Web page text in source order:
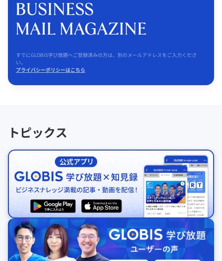
すでにGLOBIS学び放題へご登録済みの方は、別のメールアドレスをご入力くださ
い。
プライバシーポリシーはこちら
トピックス